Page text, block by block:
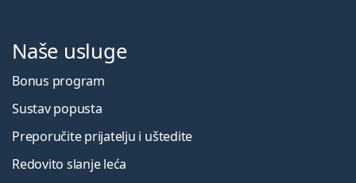
Naše usluge
Bonus program
Sustav popusta
Preporučite prijatelju i uštedite
Redovito slanje leća